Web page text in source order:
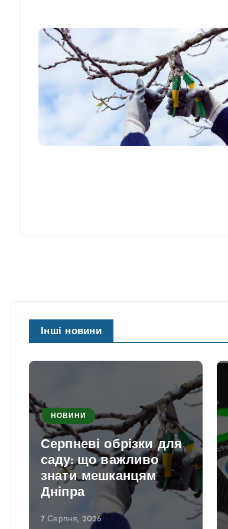
Інші новини
НОВИНИ
Серпневі обрізки для
саду: що важливо
знати мешканцям
Дніпра
7 Серпня, 2026